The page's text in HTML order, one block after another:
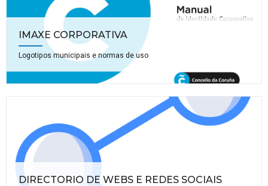
IMAXE CORPORATIVA
Logotipos municipais e normas de uso
DIRECTORIO DE WEBS E REDES SOCIAIS